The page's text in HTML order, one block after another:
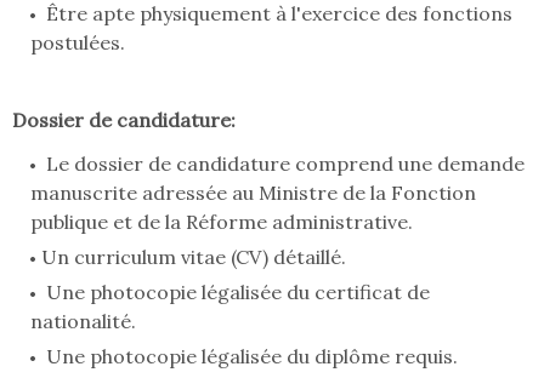
Être apte physiquement à l'exercice des fonctions
postulées.
Dossier de candidature:
Le dossier de candidature comprend une demande
manuscrite adressée au Ministre de la Fonction
publique et de la Réforme administrative.
Un curriculum vitae (CV) détaillé.
Une photocopie légalisée du certificat de
nationalité.
Une photocopie légalisée du diplôme requis.